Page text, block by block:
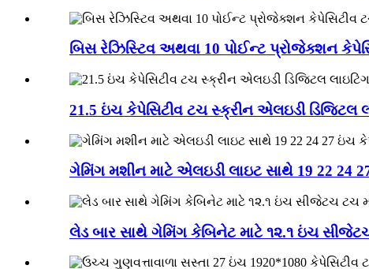
બિસ રેઝિસ્ટિવ અથવા 10 પોઈન્ટ પ્રોજેક્શન
21.5 ઇંચ કેપેસિટીવ ટચ સ્ક્રીન એલઇડી ડિજિટલ
ગેમિંગ મશીન માટે એલઇડી લાઇટ સાથે 19 22 24
લેડ બાર સાથે ગેમિંગ કેબિનેટ માટે ૧૨.૧ ઇંચ